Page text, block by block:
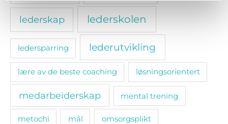
lederskap lederskolen
ledersparring lederutvikling
lære av de beste coaching løsningsorientert
medarbeiderskap mental trening
metochi mål omsorgsplikt